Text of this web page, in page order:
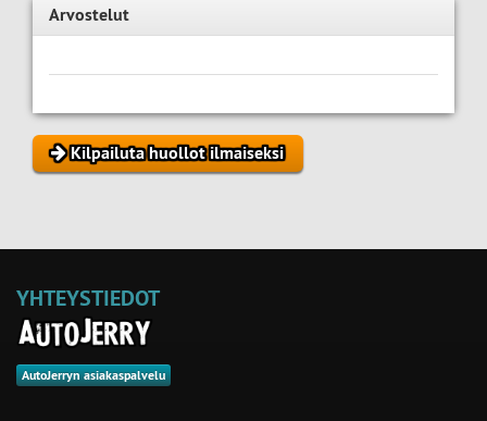
Arvostelut
Kilpailuta huollot ilmaiseksi
YHTEYSTIEDOT
AutoJerryn asiakaspalvelu